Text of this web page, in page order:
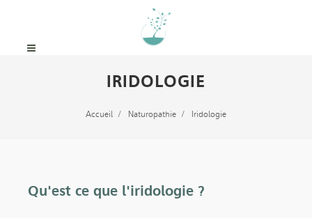
IRIDOLOGIE
Accueil Naturopathie Iridologie
Qu'est ce que l'iridologie ?